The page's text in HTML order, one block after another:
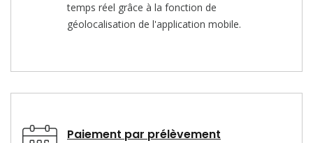
temps réel grâce à la fonction de
géolocalisation de l'application mobile.
Paiement par prélèvement